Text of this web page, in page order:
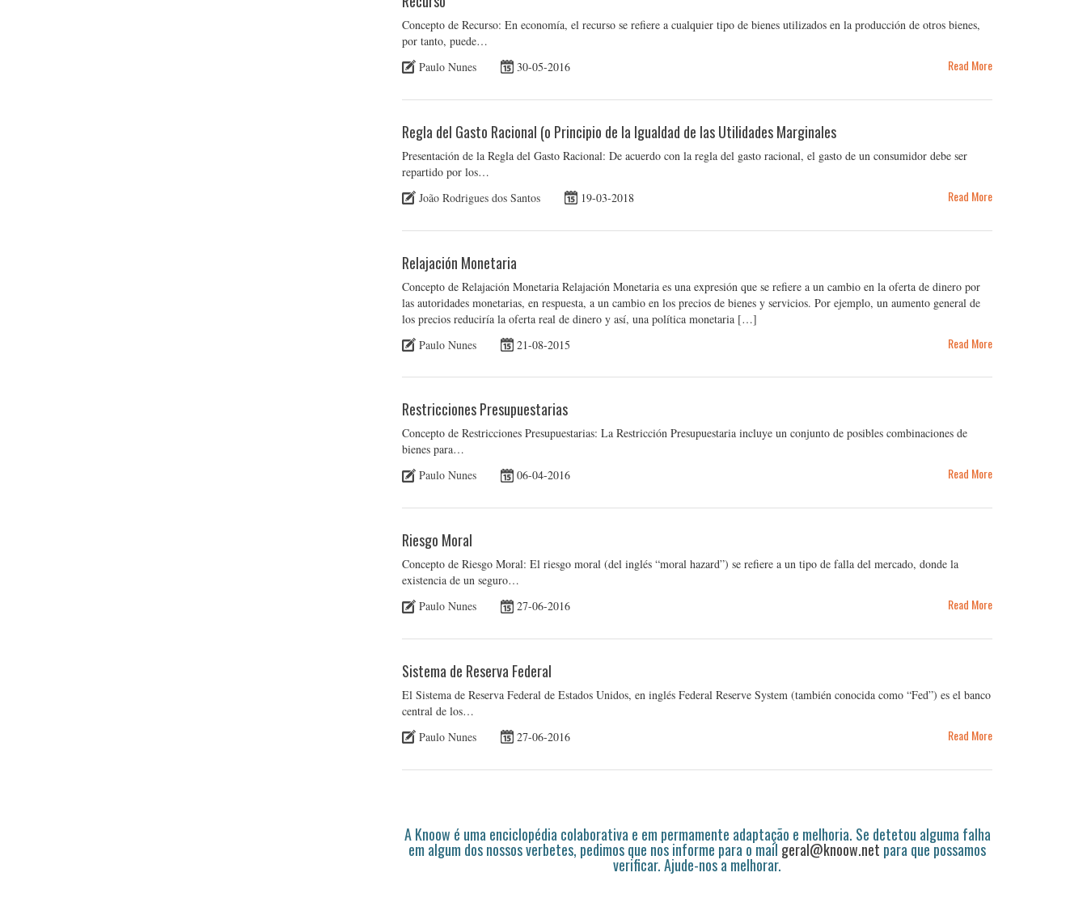
Concepto de Recurso: En economía, el recurso se refiere a cualquier tipo de bienes utilizados en la producción de otros bienes,
por tanto, puede…
Paulo Nunes
30-05-2016 Read More
Regla del Gasto Racional (o Principio de la Igualdad de las Utilidades Marginales
Presentación de la Regla del Gasto Racional: De acuerdo con la regla del gasto racional, el gasto de un consumidor debe ser
repartido por los…
João Rodrigues dos Santos
19-03-2018 Read More
Relajación Monetaria
Concepto de Relajación Monetaria Relajación Monetaria es una expresión que se refiere a un cambio en la oferta de dinero por
las autoridades monetarias, en respuesta, a un cambio en los precios de bienes y servicios. Por ejemplo, un aumento general de
los precios reduciría la oferta real de dinero y así, una política monetaria […]
Paulo Nunes
21-08-2015 Read More
Restricciones Presupuestarias
Concepto de Restricciones Presupuestarias: La Restricción Presupuestaria incluye un conjunto de posibles combinaciones de
bienes para…
Paulo Nunes
06-04-2016 Read More
Riesgo Moral
Concepto de Riesgo Moral: El riesgo moral (del inglés “moral hazard”) se refiere a un tipo de falla del mercado, donde la
existencia de un seguro…
Paulo Nunes
27-06-2016 Read More
Sistema de Reserva Federal
El Sistema de Reserva Federal de Estados Unidos, en inglés Federal Reserve System (también conocida como “Fed”) es el banco
central de los…
Paulo Nunes
27-06-2016 Read More
A Knoow é uma enciclopédia colaborativa e em permamente adaptação e melhoria. Se detetou alguma falha
em algum dos nossos verbetes, pedimos que nos informe para o mail geral@knoow.net para que possamos
verificar. Ajude-nos a melhorar.